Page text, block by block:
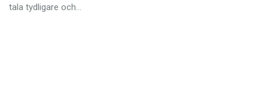
Annonsera
tala tydligare och…